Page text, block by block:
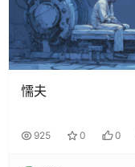
懦夫
925 0 0